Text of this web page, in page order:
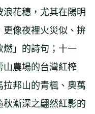
花穗，尤其在陽明
像夜裡火災似、拚
」的詩句；十一
農場的台灣紅榨
邦山的青楓、奧萬
漸深之翩然紅影的